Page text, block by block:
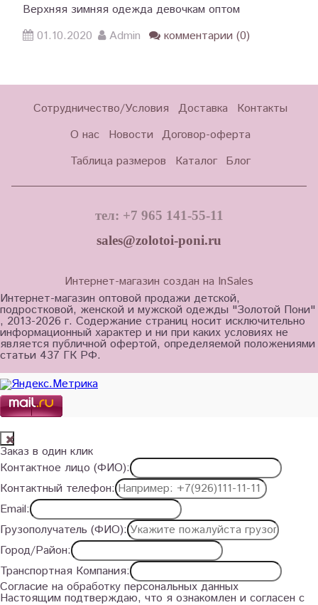
Верхняя зимняя одежда девочкам оптом
01.10.2020
Admin комментарии (0)
Сотрудничество/Условия Доставка
Контакты
О нас
Новости Договор-оферта
Таблица размеров
Каталог Блог
тел: +7 965 141-55-11
sales@zolotoi-poni.ru
Интернет-магазин создан на InSales
Интернет-магазин оптовой продажи детской,
подростковой, женской и мужской одежды "Золотой Пони"
, 2013-2026 г. Содержание страниц носит исключительно
информационный характер и ни при каких условиях не
является публичной офертой, определяемой положениями
статьи 437 ГК РФ.
Заказ в один клик
Контактное лицо (ФИО):
Контактный телефон:
Email:
Грузополучатель (ФИО):
Город/Район:
Транспортная Компания:
Согласие на обработку персональных данных
Настоящим подтверждаю, что я ознакомлен и согласен с